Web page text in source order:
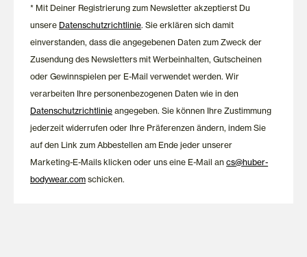
* Mit Deiner Registrierung zum Newsletter akzeptierst Du
unsere Datenschutzrichtlinie. Sie erklären sich damit
einverstanden, dass die angegebenen Daten zum Zweck der
Zusendung des Newsletters mit Werbeinhalten, Gutscheinen
oder Gewinnspielen per E-Mail verwendet werden. Wir
verarbeiten Ihre personenbezogenen Daten wie in den
Datenschutzrichtlinie angegeben. Sie können Ihre Zustimmung
jederzeit widerrufen oder Ihre Präferenzen ändern, indem Sie
auf den Link zum Abbestellen am Ende jeder unserer
Marketing-E-Mails klicken oder uns eine E-Mail ancs@huber-
bodywear.com schicken.